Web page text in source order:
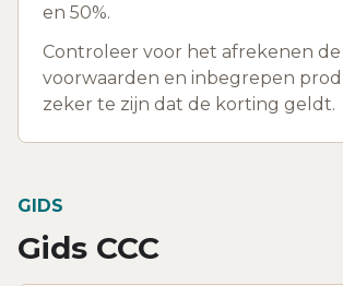
en 50%.
Controleer voor het afrekenen
voorwaarden en inbegrepen
zeker te zijn dat de korting geldt.
GIDS
Gids CCC